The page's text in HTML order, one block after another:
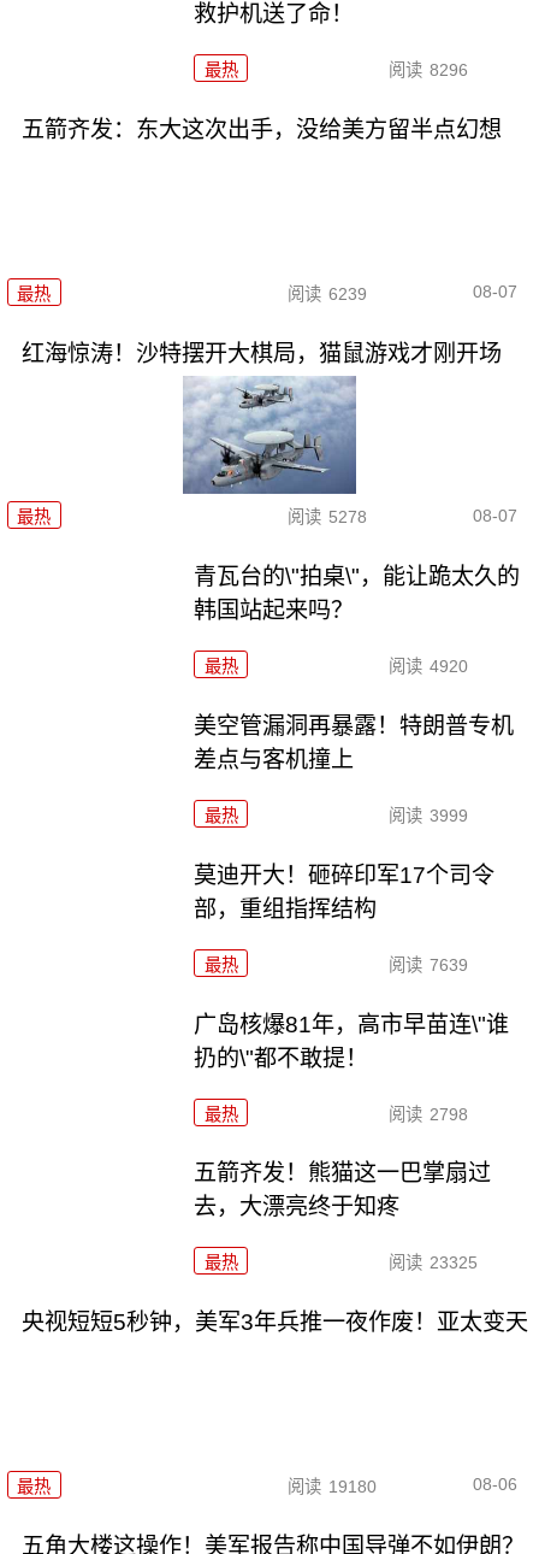
救护机送了命！
最热 阅读 8296
五箭齐发：东大这次出手，没给美方留半点幻想
最热 阅读 6239 08-07
红海惊涛！沙特摆开大棋局，猫鼠游戏才刚开场
最热 阅读 5278 08-07
青瓦台的\"拍桌\"，能让跪太久的
韩国站起来吗？
最热 阅读 4920
美空管漏洞再暴露！特朗普专机
差点与客机撞上
最热 阅读 3999
莫迪开大！砸碎印军17个司令
部，重组指挥结构
最热 阅读 7639
广岛核爆81年，高市早苗连\"谁
扔的\"都不敢提！
最热 阅读 2798
五箭齐发！熊猫这一巴掌扇过
去，大漂亮终于知疼
最热 阅读 23325
央视短短5秒钟，美军3年兵推一夜作废！亚太变天
最热 阅读 19180 08-06
五角大楼这操作！美军报告称中国导弹不如伊朗？